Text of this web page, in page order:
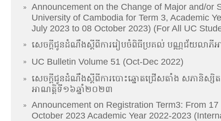
»
Announcement on the Change of Major and/or
University of Cambodia for Term 3, Academic
July 2023 to 08 October 2023) (For All UC
» សេចក្តីជូនដំណឹងស្តីពីការរៀបចំពិធីប្រគល់ បណ្ណជ័យលាភី
» UC Bulletin Volume 51 (Oct-Dec 2022)
»
សេចក្តីជូនដំណឹងស្តីពីការបោះឆ្នោតជ្រើសតាំង សភានិស្សិ
អាណត្តិទី១៦ឆ្នាំ២០២៣
»
Announcement on Registration Term3: From
October 2023 Academic Year 2022-2023